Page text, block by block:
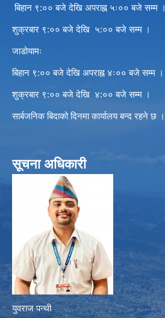
बिहान ९:०० बजे देखि अपराह्न ५ः०० बजे सम्म ।
शुक्रबार ९:०० बजे देखि ५:०० बजे सम्म ।
जाडोयामः
बिहान ९:०० बजे देखि अपराह्न ४ः०० बजे सम्म ।
शुक्रबार ९:०० बजे देखि ४:०० बजे सम्म ।
सार्बजनिक बिदाको दिनमा कार्यालय बन्द रहने छ ।
सूचना अधिकारी
युवराज पन्थी